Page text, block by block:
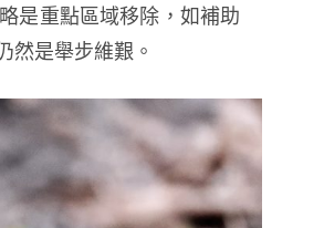
是重點區域移除，如補助
然是舉步維艱。